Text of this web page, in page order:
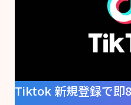
Tiktok 新規登録で即